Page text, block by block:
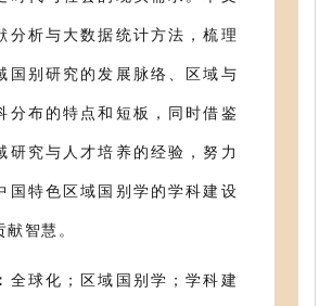
分析与大数据统计方法，梳理
国别研究的发展脉络、区域与
分布的特点和短板，同时借鉴
研究与人才培养的经验，努力
国特色区域国别学的学科建设
智慧。
全球化；区域国别学；学科建